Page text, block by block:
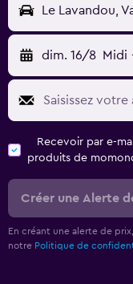
Le Lavandou,
dim. 16/8 Midi
Recevoir par e-
produits de
Créer une Alerte
En créant une alerte de
notre Politique de